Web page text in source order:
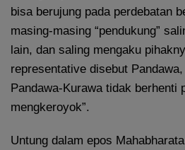
bisa berujung pada perdebatan
masing-masing “pendukung”
lain, dan saling mengaku
representative disebut
Pandawa-Kurawa tidak berhenti
mengkeroyok”.
Untung dalam epos